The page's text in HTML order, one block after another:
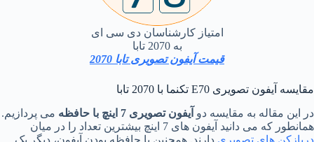
امتیاز کارشناسان دی سی ای
به 2070 تابا
قیمت آیفون تصویری تابا 2070
مقایسه آیفون تصویری E70 تکنما با 2070 تابا
در این مقاله به مقایسه دو آیفون تصویری 7 اینچ با حافظه
می پردازیم.
همانطور که می دانید آیفون های 7 اینچ بیشترین تعداد را در میان
دربازکن های تصویری دارند. همچنین با حافظه بودن آیفون، دیگر یک